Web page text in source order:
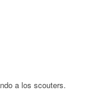
a los scouters.